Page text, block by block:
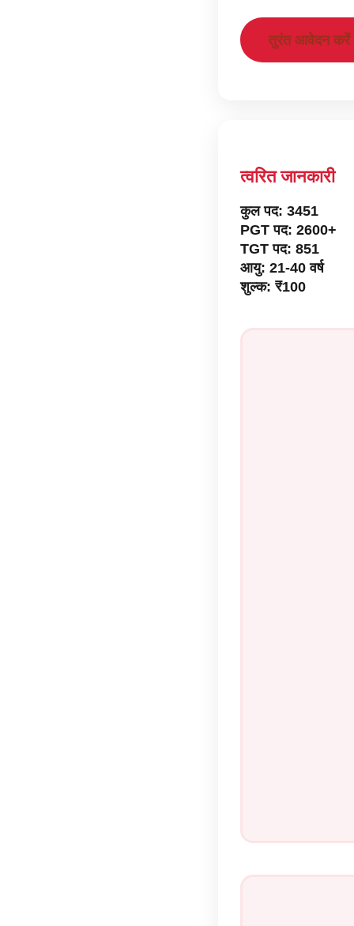
तुरंत आवेदन करें
त्वरित जानकारी
कुल पद: 3451
PGT पद: 2600+
TGT पद: 851
आयु: 21-40 वर्ष
शुल्क: ₹100